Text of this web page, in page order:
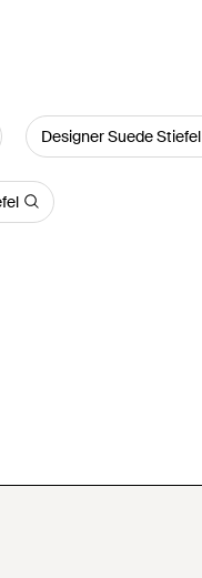
Designer Suede Stiefel